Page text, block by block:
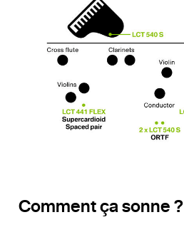
Comment ça sonne ?